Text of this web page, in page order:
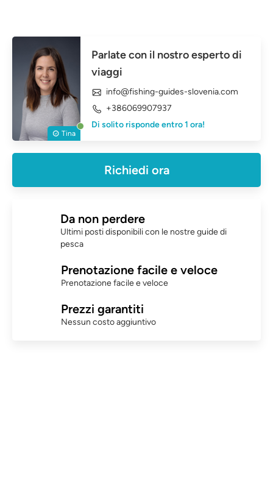
Tina
Parlate con il nostro esperto di
viaggi
info@fishing-guides-slovenia.com
+386069907937
Di solito risponde entro 1 ora!
Richiedi ora
Da non perdere
Ultimi posti disponibili con le nostre guide di
pesca
Prenotazione facile e veloce
Prenotazione facile e veloce
Prezzi garantiti
Nessun costo aggiuntivo